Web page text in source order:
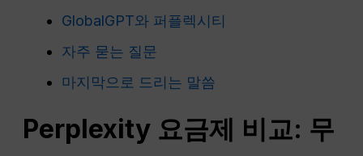
GlobalGPT와 퍼플렉시티
자주 묻는 질문
마지막으로 드리는 말씀
Perplexity 요금제 비교: 무